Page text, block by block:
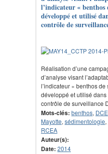
l’indicateur « benthos
développé et utilisé
contrôle de
Réalisation d’une
d’analyse visant
l’indicateur « benthos
développé et utilisé
contrôle de surveillance
Mots-clés: benthos, DCE
Mayotte, sédimentologie,
RCEA
Auteur(s):
Date: 2014